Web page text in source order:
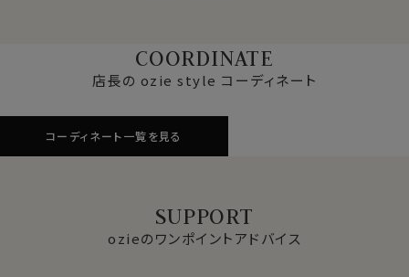
COORDINATE
店長の ozie style コーディネート
コーディネート一覧を見る
SUPPORT
ozieのワンポイントアドバイス